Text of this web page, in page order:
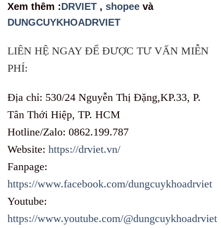
Xem thêm :DRVIET , shopee và
DUNGCUYKHOADRVIET
LIÊN HỆ NGAY ĐỂ ĐƯỢC TƯ VẤN MIỄN
PHÍ:
Địa chỉ: 530/24 Nguyễn Thị Đặng,KP.33, P.
Tân Thới Hiệp, TP. HCM
Hotline/Zalo: 0862.199.787
Website: https://drviet.vn/
Fanpage:
https://www.facebook.com/dungcuykhoadrviet
Youtube:
https://www.youtube.com/@dungcuykhoadrviet